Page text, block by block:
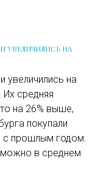
УВЕЛИЧИЛИСЬ НА
увеличились на
средняя
на 26% выше,
покупали
с прошлым годом.
можно в среднем